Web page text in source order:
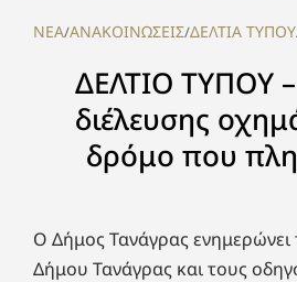
NEA/ΑΝΑΚΟΙΝΩΣΕΙΣ/ΔΕΛΤΙΑ ΤΥΠΟΥ
ΔΕΛΤΙΟ ΤΥΠΟΥ
διέλευσης
δρόμο που
Ο Δήμος Τανάγρας ενημερώνει
Δήμου Τανάγρας και τους